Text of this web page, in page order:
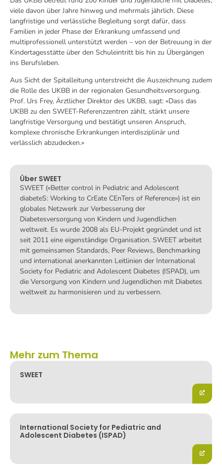
viele davon über Jahre hinweg und mehrmals jährlich. Diese
langfristige und verlässliche Begleitung sorgt dafür, dass
Familien in jeder Phase der Erkrankung umfassend und
multiprofessionell unterstützt werden – von der Betreuung in der
Kindertagesstätte über den Schuleintritt bis hin zu Übergängen
ins Berufsleben.
Aus Sicht der Spitalleitung unterstreicht die Auszeichnung zudem
die Rolle des UKBB in der regionalen Gesundheitsversorgung.
Prof. Urs Frey, Ärztlicher Direktor des UKBB, sagt: «Dass das
UKBB zu den SWEET‑Referenzzentren zählt, stärkt unsere
langfristige Versorgung und bestätigt unseren Anspruch,
komplexe chronische Erkrankungen interdisziplinär und
verlässlich abzudecken.»
Über SWEET
SWEET («Better control in Pediatric and Adolescent
diabeteS: Working to CrEate CEnTers of Reference») ist ein
globales Netzwerk zur Verbesserung der
Diabetesversorgung von Kindern und Jugendlichen
weltweit. Es wurde 2008 als EU-Projekt gegründet und ist
seit 2011 eine eigenständige Organisation. SWEET arbeitet
mit gemeinsamen Standards, Peer Reviews, Benchmarking
und international anerkannten Leitlinien der International
Society for Pediatric and Adolescent Diabetes (ISPAD), um
die Versorgung von Kindern und Jugendlichen mit Diabetes
weltweit zu harmonisieren und zu verbessern.
Mehr zum Thema
SWEET
International Society for Pediatric and
Adolescent Diabetes (ISPAD)